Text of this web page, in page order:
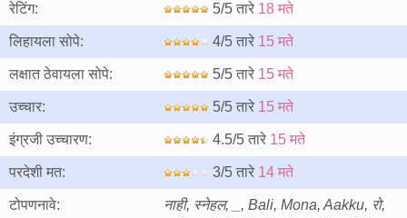
रेटिंग: 5/5 तारे 18 मते
लिहायला सोपे: 4/5 तारे 15 मते
लक्षात ठेवायला सोपे: 5/5 तारे 15 मते
उच्चार: 5/5 तारे 15 मते
इंग्रजी उच्चारण: 4.5/5 तारे 15 मते
परदेशी मत: 3/5 तारे 14 मते
टोपणनावे:
नाही, स्नेहल, _, Bali, Mona, Aakku, रो,